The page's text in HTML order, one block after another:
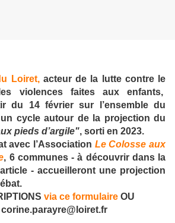
Loiret,acteur de la lutte contre le
violences faites aux enfants,
du 14 février sur l’ensemble du
cycle autour de la projection du
pieds d’argile", sorti en 2023.
avec l’Association Le Colosse aux
, 6 communes - à découvrir dans la
- accueilleront une projection
via ce formulaire OU
corine.parayre@loiret.fr